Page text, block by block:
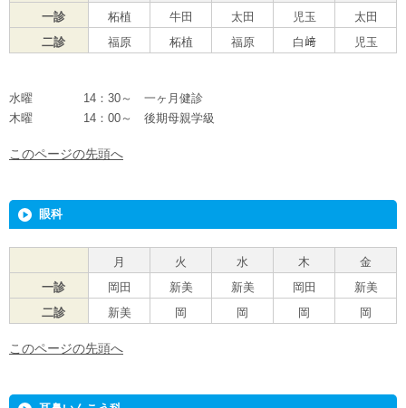
一診
柘植 牛田 太田 児玉
太田
二診
福原 柘植 福原 白﨑 児玉
水曜 14：30～ 一ヶ月健診
木曜 14：00～ 後期母親学級
このページの先頭へ
眼科
月 火 水 木
金
一診
岡田 新美 新美 岡田
新美
二診
新美 岡 岡 岡 岡
このページの先頭へ